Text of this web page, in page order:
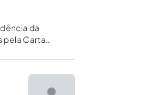
da
pela Carta